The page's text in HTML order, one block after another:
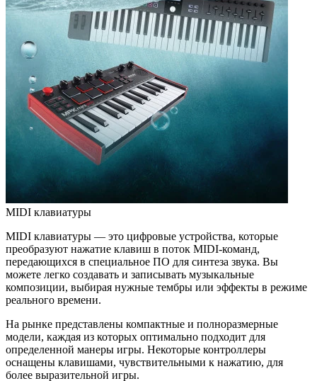
MIDI клавиатуры
MIDI клавиатуры — это цифровые устройства, которые
преобразуют нажатие клавиш в поток MIDI-команд,
передающихся в специальное ПО для синтеза звука. Вы
можете легко создавать и записывать музыкальные
композиции, выбирая нужные тембры или эффекты в режиме
реального времени.
На рынке представлены компактные и полноразмерные
модели, каждая из которых оптимально подходит для
определенной манеры игры. Некоторые контроллеры
оснащены клавишами, чувствительными к нажатию, для
более выразительной игры.